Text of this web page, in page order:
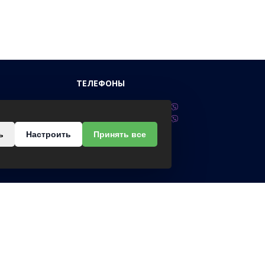
Вс.:
ТЕЛЕФОНЫ
Настроить Принять все